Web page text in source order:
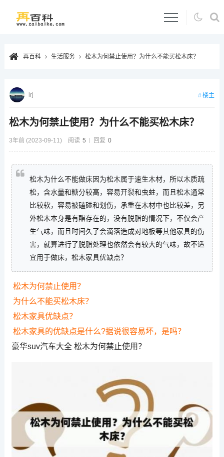
再百科 生活服务 松木为何禁止使用？为什么不能买松木床？
松木为何禁止使用？为什么不能买松木床？
3年前 (2023-09-11) 阅读 5 回复 0
lrj 楼主
松木为什么不能做床因为松木属于速生木材，所以木质疏
松，含水量和糖分较高，容易开裂和虫蛀，而且松木通常
比较软，容易被磕碰和划伤，承重在木材中也比较差，另
外松木本身是有酯存在的，没有脱脂的情况下，不仅会产
生气味，而且时间久了会滴落造成对地板等其他家具的伤
害，就算进行了脱脂处理也依然会有较大的气味，故不适
宜用于做床，松木家具优缺点？
松木为何禁止使用？
为什么不能买松木床？
松木家具优缺点？
松木家具的优缺点是什么?据说很容易坏，是吗？
豪华suv汽车大全 松木为何禁止使用？